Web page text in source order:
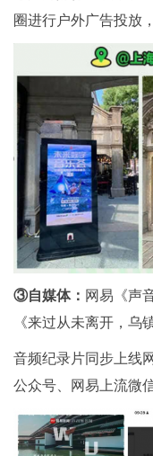
圈进行户外广告投放
③自媒体： 网易《声
《来过从未离开，乌
音频纪录片同步上线
公众号、网易上流微